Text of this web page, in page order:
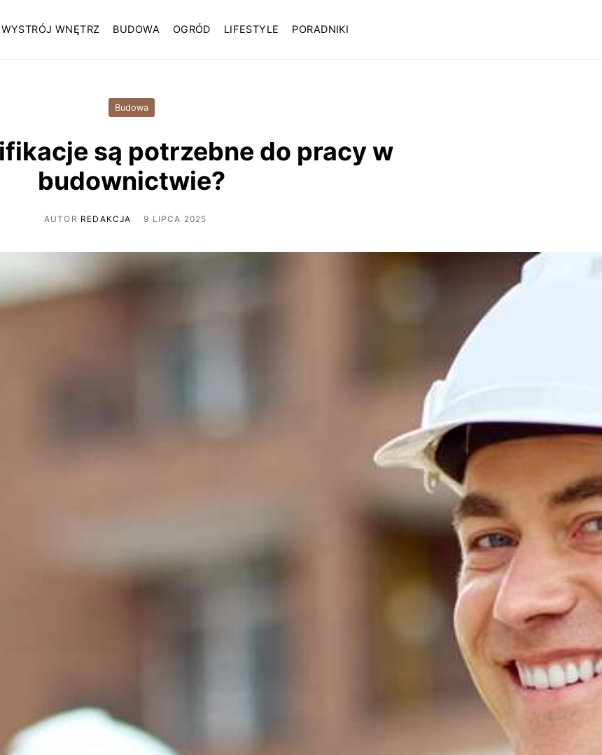
WYSTRÓJ WNĘTRZ BUDOWA OGRÓD LIFESTYLE PORADNIKI
Budowa
są potrzebne do pracy w
budownictwie?
AUTOR REDAKCJA 9 LIPCA 2025